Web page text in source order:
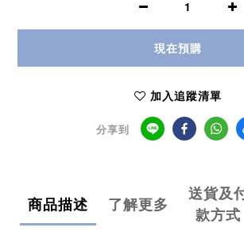
現在預購
加入追蹤清單
分享到
商品描述 了解更多
送貨及
款方式